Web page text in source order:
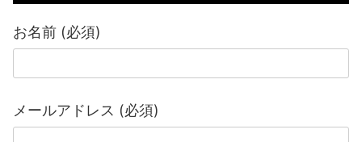
お名前 (必須)
メールアドレス (必須)